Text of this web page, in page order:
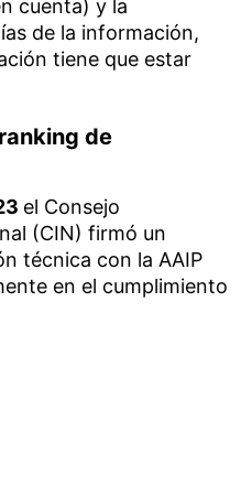
cuenta) y la
de la información,
tiene que estar
de
el Consejo
(CIN) firmó un
técnica con la AAIP
en el cumplimiento